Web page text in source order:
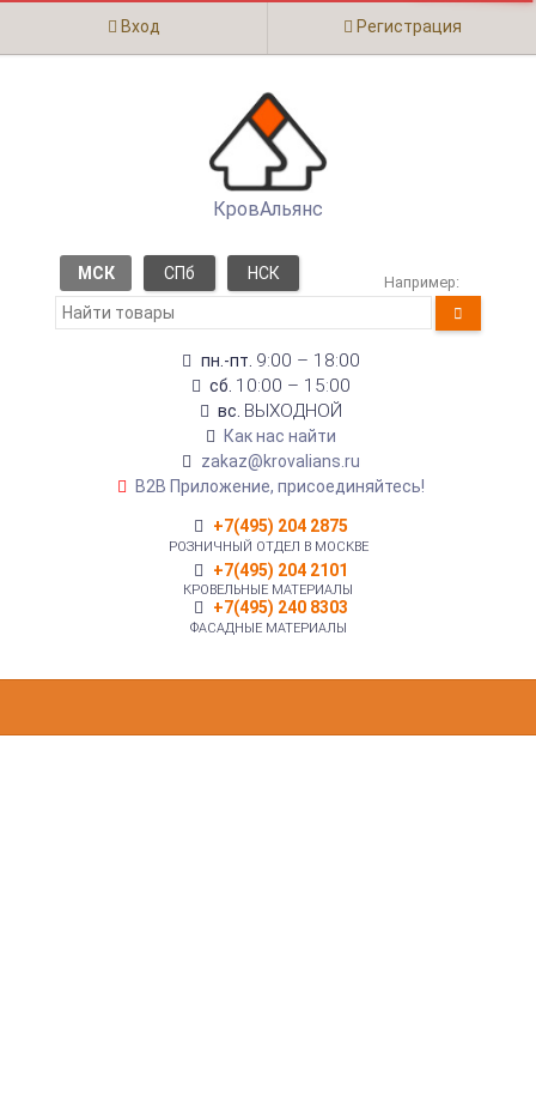
Вход Регистрация
КровАльянс
МСК СПб НСК Например:
пн.-пт. 9:00 – 18:00
сб. 10:00 – 15:00
вс. ВЫХОДНОЙ
Как нас найти
zakaz@krovalians.ru
B2B Приложение, присоединяйтесь!
+7(495) 204 2875
РОЗНИЧНЫЙ ОТДЕЛ В МОСКВЕ
+7(495) 204 2101
КРОВЕЛЬНЫЕ МАТЕРИАЛЫ
+7(495) 240 8303
ФАСАДНЫЕ МАТЕРИАЛЫ